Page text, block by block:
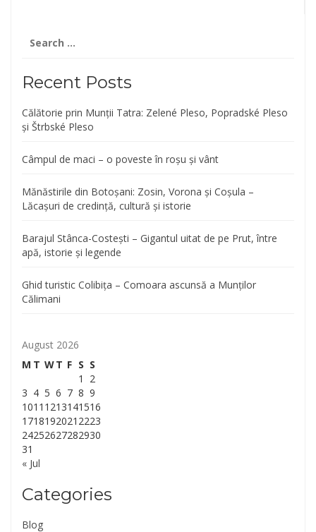
for:
Recent Posts
Călătorie prin Munții Tatra: Zelené Pleso, Popradské Pleso
și Štrbské Pleso
Câmpul de maci – o poveste în roșu și vânt
Mănăstirile din Botoșani: Zosin, Vorona și Coșula –
Lăcașuri de credință, cultură și istorie
Barajul Stânca-Costești – Gigantul uitat de pe Prut, între
apă, istorie și legende
Ghid turistic Colibița – Comoara ascunsă a Munților
Călimani
August 2026
M T WT F S S
« Jul
1
2
3 4 5 6 7 8 9
1011 1213141516
1718192021 2223
24252627282930
31
Categories
Blog